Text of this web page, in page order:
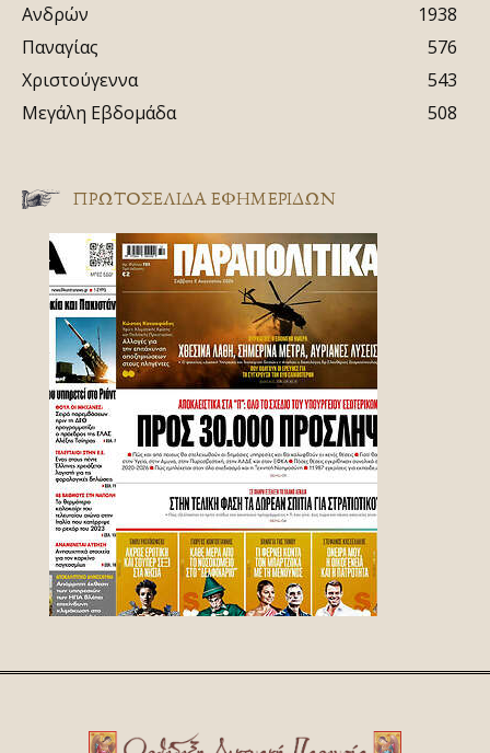
Ανδρών
1938
Παναγίας
576
Χριστούγεννα
543
Μεγάλη Εβδομάδα
508
ΠΡΩΤΟΣΈΛΙΔΑ ΕΦΗΜΕΡΊΔΩΝ